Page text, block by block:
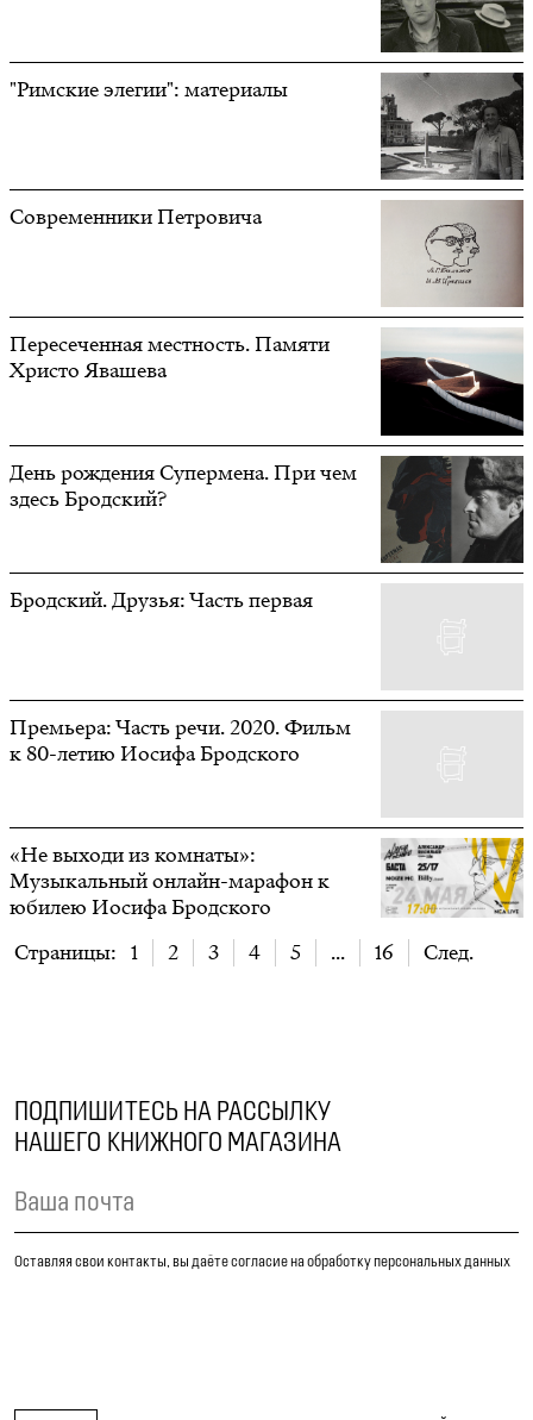
"Римские элегии": материалы
Современники Петровича
Пересеченная местность. Памяти
Христо Явашева
День рождения Супермена. При чем
здесь Бродский?
Бродский. Друзья: Часть первая
Премьера: Часть речи. 2020. Фильм
к 80-летию Иосифа Бродского
«Не выходи из комнаты»:
Музыкальный онлайн-марафон к
юбилею Иосифа Бродского
Страницы: 1 2 3 4 5 ... 16 След.
ПОДПИШИТЕСЬ НА РАССЫЛКУ
НАШЕГО КНИЖНОГО МАГАЗИНА
Оставляя свои контакты, вы даёте согласие на обработку персональных данных